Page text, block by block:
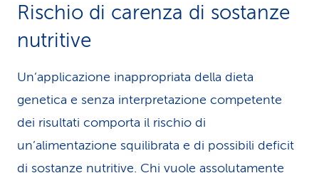
Rischio di carenza di sostanze
nutritive
Un’applicazione inappropriata della dieta
genetica e senza interpretazione competente
dei risultati comporta il rischio di
un’alimentazione squilibrata e di possibili deficit
di sostanze nutritive. Chi vuole assolutamente